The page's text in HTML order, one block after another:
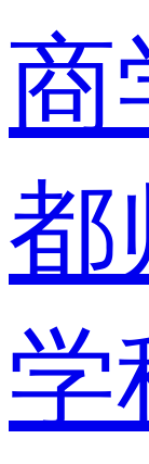
商
都
学